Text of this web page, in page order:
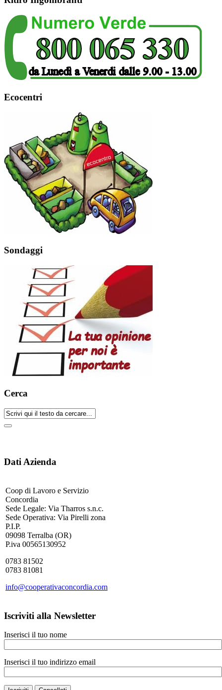
Ecocentri
Sondaggi
Cerca
Dati Azienda
Coop di Lavoro e Servizio
Concordia
Sede Legale: Via Tharros s.n.c.
Sede Operativa: Via Pirelli zona
P.I.P.
09098 Terralba (OR)
P.iva 00565130952
0783 81502
0783 81081
info@cooperativaconcordia.com
Iscriviti alla Newsletter
Inserisci il tuo nome
Inserisci il tuo indirizzo email